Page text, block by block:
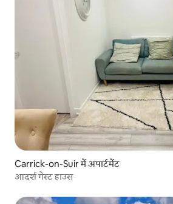
Carrick-on-Suir में अपार्टमेंट
आदर्श गेस्ट हाउस